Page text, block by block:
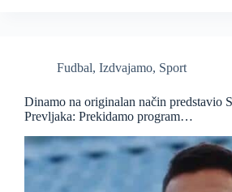
Fudbal, Izdvajamo, Sport
Dinamo na originalan način predstavio
Prevljaka: Prekidamo program…